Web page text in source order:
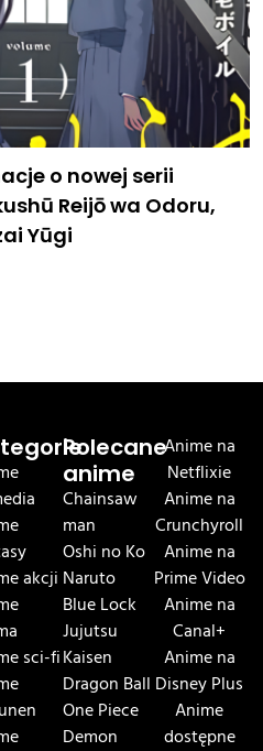
o nowej serii
Reijō wa Odoru,
Yūgi
akcji
sci-fi
Polecane
anime
Chainsaw
man
Oshi no Ko
Naruto
Blue Lock
Jujutsu
Kaisen
Dragon Ball
One Piece
Demon
Anime na
Netflixie
Anime na
Crunchyroll
Anime na
Prime Video
Anime na
Canal+
Anime na
Disney Plus
Anime
dostępne